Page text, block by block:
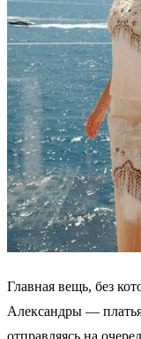
Главная вещь, без
Александры —
отправляясь на